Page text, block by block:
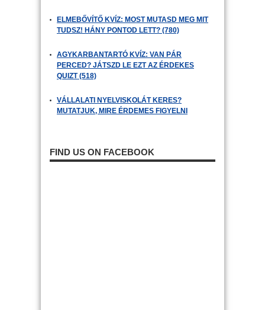
ELMEBŐVÍTŐ KVÍZ: MOST MUTASD MEG MIT
TUDSZ! HÁNY PONTOD LETT? (780)
AGYKARBANTARTÓ KVÍZ: VAN PÁR
PERCED? JÁTSZD LE EZT AZ ÉRDEKES
QUIZT (518)
VÁLLALATI NYELVISKOLÁT KERES?
MUTATJUK, MIRE ÉRDEMES FIGYELNI
FIND US ON FACEBOOK